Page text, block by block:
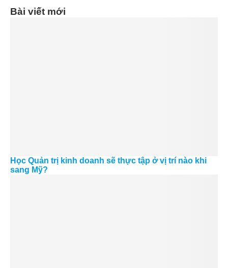
Bài viết mới
Học Quản trị kinh doanh sẽ thực tập ở vị trí nào khi
sang Mỹ?